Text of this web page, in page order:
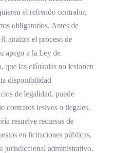
el refrendo contralor,
obligatorios. Antes de
analiza el proceso de
apego a la Ley de
las cláusulas no lesionen
disponibilidad
de legalidad, puede
contratos lesivos o ilegales.
resuelve recursos de
en licitaciones públicas,
jurisdiccional administrativo.